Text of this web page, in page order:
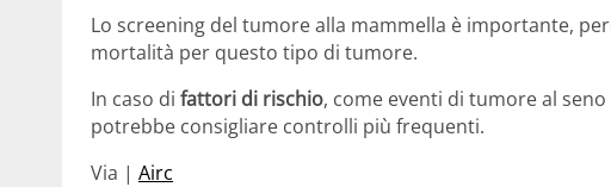
Lo screening del tumore alla mammella è importante,
mortalità per questo tipo di tumore.
In caso di fattori di rischio, come eventi di tumore al seno
potrebbe consigliare controlli più frequenti.
Via | Airc